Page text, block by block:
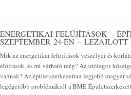
ENERGETIKAI FELÚJÍTÁSOK –
SZEPTEMBER 24-ÉN – LEZAJLOTT
Mik az energetikai felújítások veszélyei és
előírások, és mi várható még? Az utólagos
vannak? Az épületszerkezettan legjobb magyar
legégetőbb problémákról a BME